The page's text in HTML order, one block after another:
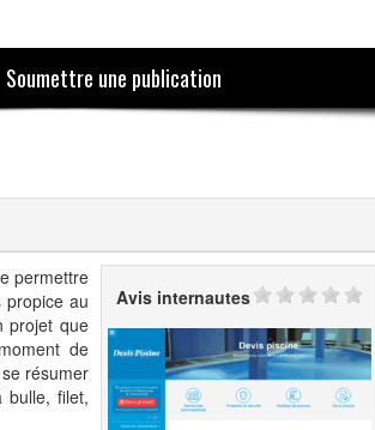
Soumettre une publication
permettre
au
projet que
de
résumer
bulle, filet,
Avis internautes